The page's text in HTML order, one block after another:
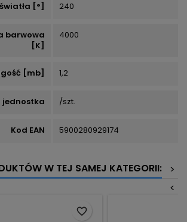
[°] 240
barwowa
[K]
4000
[mb] 1,2
jednostka /szt.
Kod EAN 5900280929174
W TEJ SAMEJ KATEGORII:
>
<
favorite_border